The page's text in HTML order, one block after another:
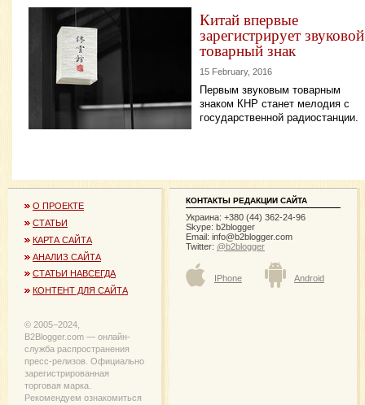
Китай впервые
зарегистрирует звуковой
товарный знак
15 February, 2016
Первым звуковым товарным
знаком КНР станет мелодия с
государственной радиостанции.
О ПРОЕКТЕ
СТАТЬИ
КАРТА САЙТА
АНАЛИЗ САЙТА
СТАТЬИ НАВСЕГДА
КОНТЕНТ ДЛЯ САЙТА
© 2005−2024,
B2Blogger.com — онлайн-
служба распространения
пресс-релизов. Официально
зарегистрированная
торговая марка.
Рекомендуем ознакомиться
КОНТАКТЫ РЕДАКЦИИ САЙТА
Украина: +380 (44) 362-24-96
Skype: b2blogger
Email: info@b2blogger.com
Twitter: @b2blogger
IPhone Android